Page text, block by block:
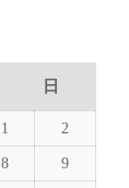
日
1 2
8 9